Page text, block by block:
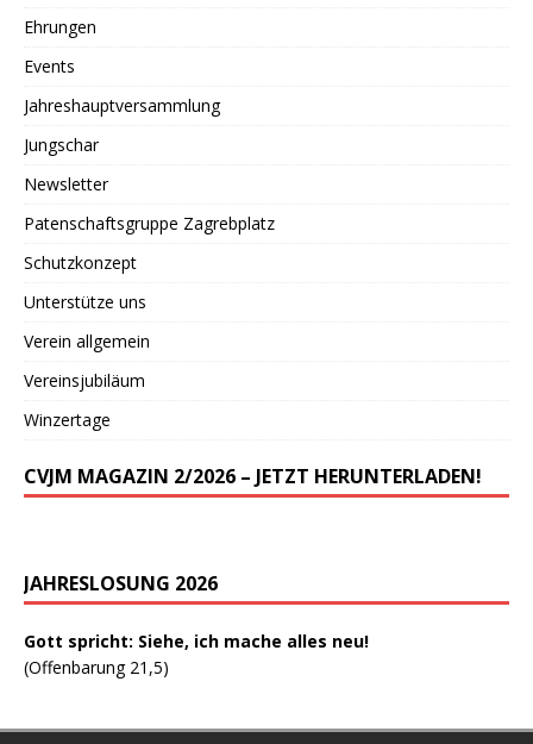
Ehrungen
Events
Jahreshauptversammlung
Jungschar
Newsletter
Patenschaftsgruppe Zagrebplatz
Schutzkonzept
Unterstütze uns
Verein allgemein
Vereinsjubiläum
Winzertage
CVJM MAGAZIN 2/2026 – JETZT HERUNTERLADEN!
JAHRESLOSUNG 2026
Gott spricht: Siehe, ich mache alles neu!
(Offenbarung 21,5)